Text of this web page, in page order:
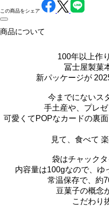
この商品をシェア
商品について
100年以上作
冨士屋製菓
新パッケージが
今までにないス
手土産や、プレ
可愛くてPOPなカードの裏
見て、食べて
袋はチャック
内容量は100gなので、ゆ
常温保存で、約
豆菓子の概念
こだわり